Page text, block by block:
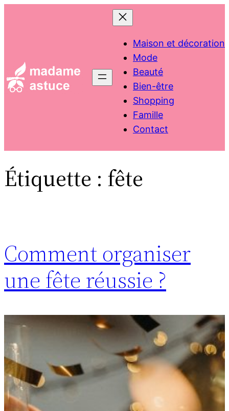
Maison et décoration
Mode
Beauté
Bien-être
Shopping
Famille
Contact
Étiquette : fête
Comment organiser
une fête réussie ?